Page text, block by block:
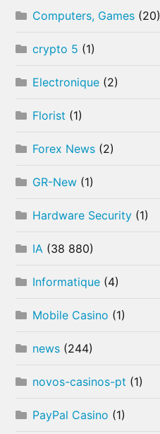
Computers, Games (20)
crypto 5 (1)
Electronique (2)
Florist (1)
Forex News (2)
GR-New (1)
Hardware Security (1)
IA (38 880)
Informatique (4)
Mobile Casino (1)
news (244)
novos-casinos-pt (1)
PayPal Casino (1)